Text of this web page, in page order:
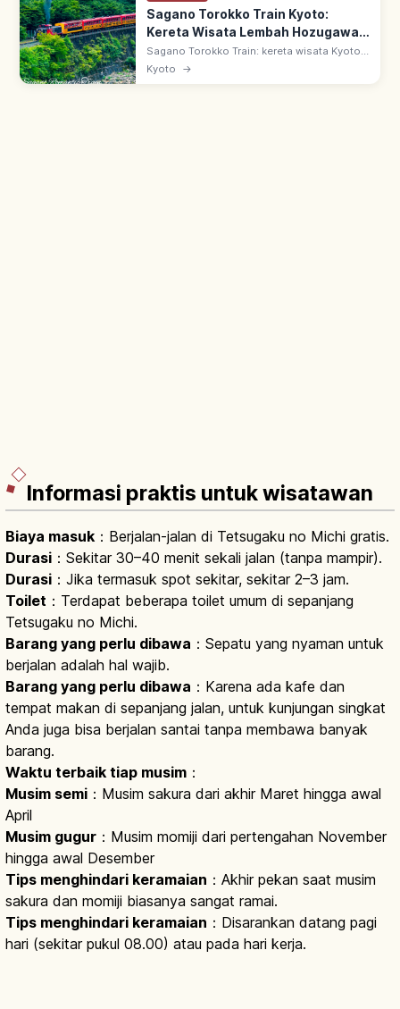
Sagano Torokko Train Kyoto:
Kereta Wisata Lembah Hozugawa,
Tips Berkunjung
Sagano Torokko Train: kereta wisata Kyoto
7,3 km dari Stasiun Torokko Saga ke
Kameoka. Sejak 1991 di bekas jalur JR Sanin
Kyoto →
Informasi praktis untuk wisatawan
Biaya masuk ：Berjalan-jalan di Tetsugaku no Michi gratis.
Durasi ：Sekitar 30–40 menit sekali jalan (tanpa mampir).
Durasi ：Jika termasuk spot sekitar, sekitar 2–3 jam.
Toilet ：Terdapat beberapa toilet umum di sepanjang
Tetsugaku no Michi.
Barang yang perlu dibawa ：Sepatu yang nyaman untuk
berjalan adalah hal wajib.
Barang yang perlu dibawa ：Karena ada kafe dan
tempat makan di sepanjang jalan, untuk kunjungan singkat
Anda juga bisa berjalan santai tanpa membawa banyak
barang.
Waktu terbaik tiap musim ：
Musim semi ：Musim sakura dari akhir Maret hingga awal
April
Musim gugur ：Musim momiji dari pertengahan November
hingga awal Desember
Tips menghindari keramaian ：Akhir pekan saat musim
sakura dan momiji biasanya sangat ramai.
Tips menghindari keramaian ：Disarankan datang pagi
hari (sekitar pukul 08.00) atau pada hari kerja.